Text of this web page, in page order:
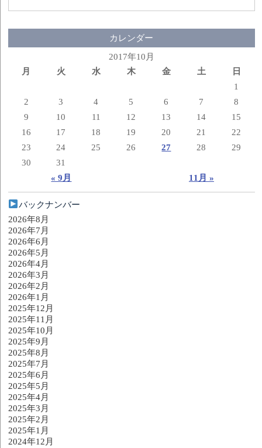
カレンダー
2017年10月
月
火 水 木 金 土 日
« 9月 11月 »
1
2
3 4 5 6 7
8
9
10 11 12 13 14
15
16
17 18 19 20 21
22
23
24 25 26 27 28
29
30
31
バックナンバー
2026年8月
2026年7月
2026年6月
2026年5月
2026年4月
2026年3月
2026年2月
2026年1月
2025年12月
2025年11月
2025年10月
2025年9月
2025年8月
2025年7月
2025年6月
2025年5月
2025年4月
2025年3月
2025年2月
2025年1月
2024年12月